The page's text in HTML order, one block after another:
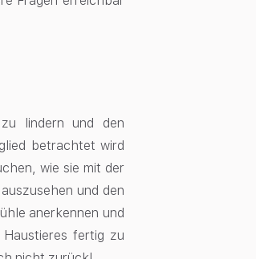
lindern und den
betrachtet wird
wie sie mit der
und den
anerkennen und
fertig zu